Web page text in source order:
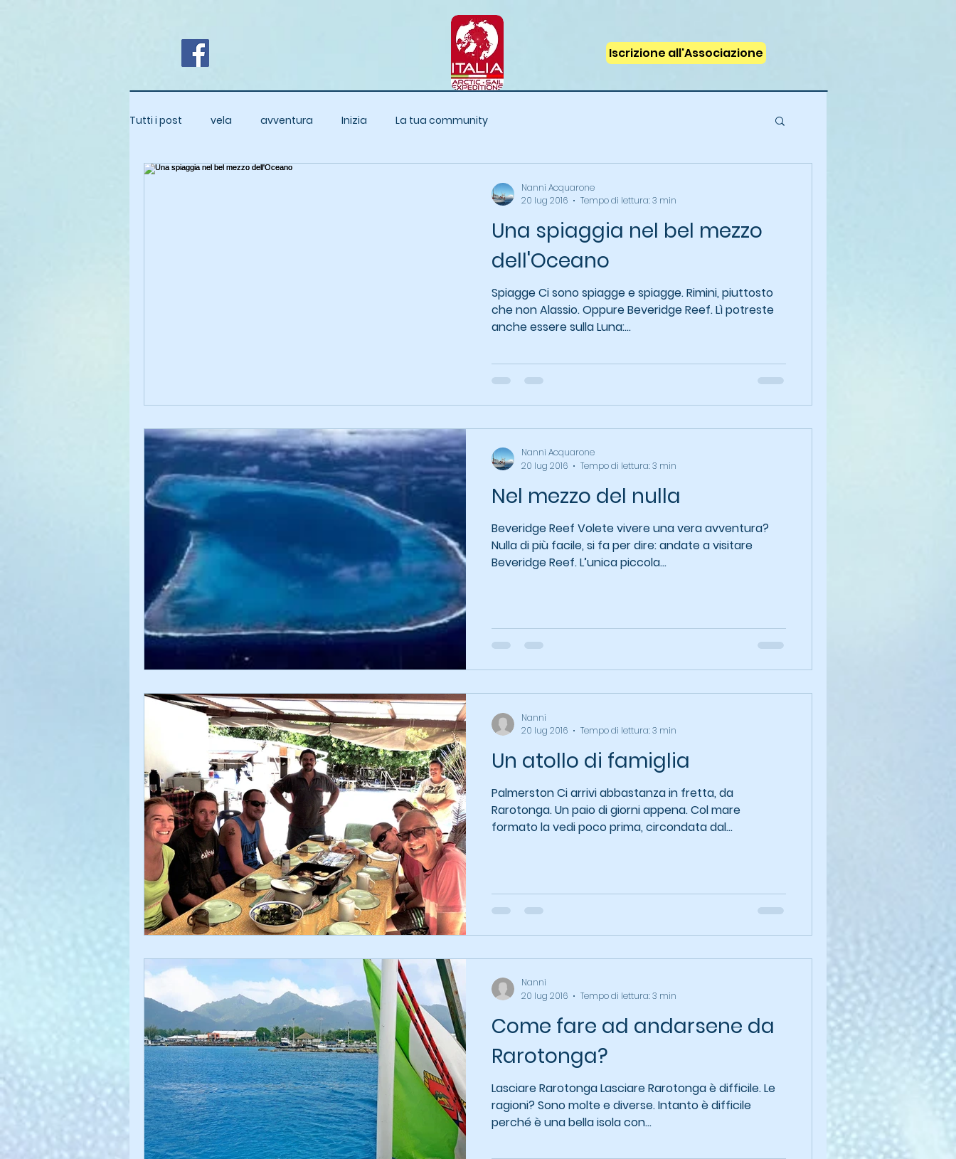
Iscrizione all'Associazione
Tutti i post vela avventura Inizia La tua community
Una spiaggia nel bel mezzo
dell'Oceano
Spiagge Ci sono spiagge e spiagge. Rimini, piuttosto
che non Alassio. Oppure Beveridge Reef. Lì potreste
anche essere sulla Luna:...
Nanni Acquarone
20 lug 2016
Tempo di lettura: 3 min
Nel mezzo del nulla
Beveridge Reef Volete vivere una vera avventura?
Nulla di più facile, si fa per dire: andate a visitare
Beveridge Reef. L’unica piccola...
Nanni Acquarone
20 lug 2016
Tempo di lettura: 3 min
Un atollo di famiglia
Palmerston Ci arrivi abbastanza in fretta, da
Rarotonga. Un paio di giorni appena. Col mare
formato la vedi poco prima, circondata dal...
Nanni
20 lug 2016
Tempo di lettura: 3 min
Come fare ad andarsene da
Rarotonga?
Lasciare Rarotonga Lasciare Rarotonga è difficile. Le
ragioni? Sono molte e diverse. Intanto è difficile
perché è una bella isola con...
Nanni
20 lug 2016
Tempo di lettura: 3 min